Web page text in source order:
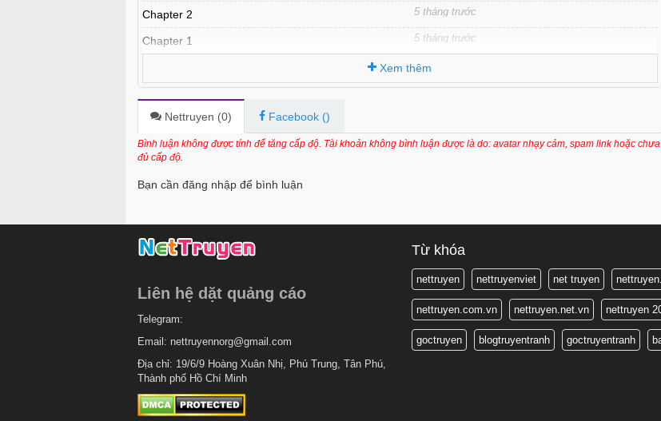
Chapter 2 5 tháng trước
Chapter 1 5 tháng trước
Xem thêm
Nettruyen (0) Facebook ()
Bình luận không được tính để tăng cấp độ. Tài khoản không bình luận được là do: avatar nhạy cảm, spam link hoặc chưa
đủ cấp độ.
Bạn cần đăng nhập để bình luận
Liên hệ dặt quảng cáo
Telegram:
Email: nettruyennorg@gmail.com
Địa chỉ: 19/6/9 Hoàng Xuân Nhị, Phú Trung, Tân Phú,
Thành phố Hồ Chí Minh
Từ khóa
nettruyen nettruyenviet net truyen
nettruyen.com.vn nettruyen.net.vn nettruyen
goctruyen blogtruyentranh goctruyentranh